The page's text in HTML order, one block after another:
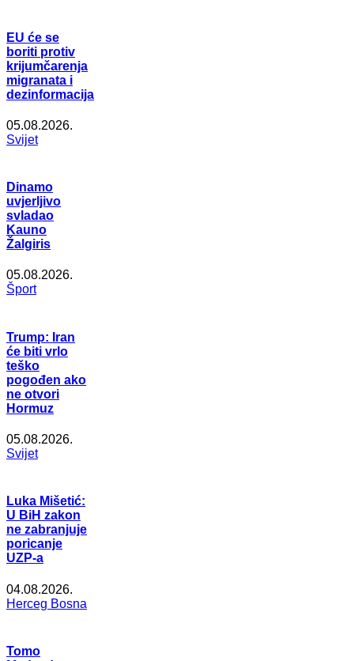
EU će se
boriti protiv
krijumčarenja
migranata i
dezinformacija
05.08.2026.
Svijet
Dinamo
uvjerljivo
svladao
Kauno
Žalgiris
05.08.2026.
Šport
Trump: Iran
će biti vrlo
teško
pogođen ako
ne otvori
Hormuz
05.08.2026.
Svijet
Luka Mišetić:
U BiH zakon
ne zabranjuje
poricanje
UZP-a
04.08.2026.
Herceg Bosna
Tomo